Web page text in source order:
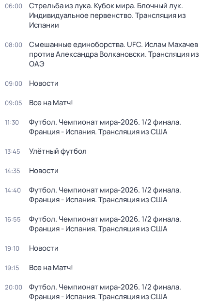
06:00
Стрельба из лука. Кубок мира. Блочный лук.
Индивидуальное первенство. Трансляция из
Испании
08:00
Смешанные единоборства. UFC. Ислам Махачев
против Александра Волкановски. Трансляция из
ОАЭ
09:00 Новости
09:05 Все на Матч!
11:30
Футбол. Чемпионат мира-2026. 1/2 финала.
Франция - Испания. Трансляция из США
13:45 Улётный футбол
14:35 Новости
14:40
Футбол. Чемпионат мира-2026. 1/2 финала.
Франция - Испания. Трансляция из США
16:55
Футбол. Чемпионат мира-2026. 1/2 финала.
Франция - Испания. Трансляция из США
19:10 Новости
19:15 Все на Матч!
20:00
Футбол. Чемпионат мира-2026. 1/2 финала.
Франция - Испания. Трансляция из США